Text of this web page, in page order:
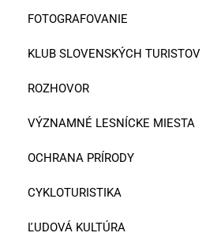
FOTOGRAFOVANIE
KLUB SLOVENSKÝCH TURISTOV
ROZHOVOR
VÝZNAMNÉ LESNÍCKE MIESTA
OCHRANA PRÍRODY
CYKLOTURISTIKA
ĽUDOVÁ KULTÚRA